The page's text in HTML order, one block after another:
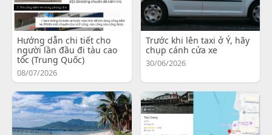
Hướng dẫn chi tiết cho
người lần đầu đi tàu cao
tốc (Trung Quốc)
08/07/2026
Trước khi lên taxi ở Ý, hãy
chụp cánh cửa xe
30/06/2026